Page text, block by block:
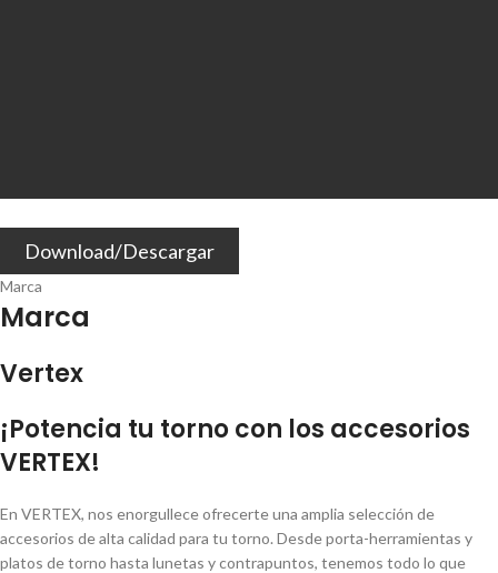
Download/Descargar
Marca
Marca
Vertex
¡Potencia tu torno con los accesorios
VERTEX!
En VERTEX, nos enorgullece ofrecerte una amplia selección de
accesorios de alta calidad para tu torno. Desde porta-herramientas y
platos de torno hasta lunetas y contrapuntos, tenemos todo lo que